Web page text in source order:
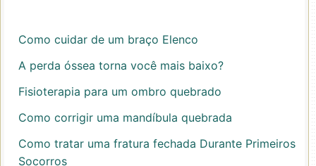
Como cuidar de um braço Elenco
A perda óssea torna você mais baixo?
Fisioterapia para um ombro quebrado
Como corrigir uma mandíbula quebrada
Como tratar uma fratura fechada Durante Primeiros
Socorros